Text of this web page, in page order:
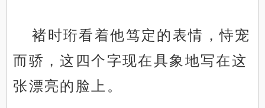
褚时珩看着他笃定的表情，恃宠
而骄，这四个字现在具象地写在这
张漂亮的脸上。